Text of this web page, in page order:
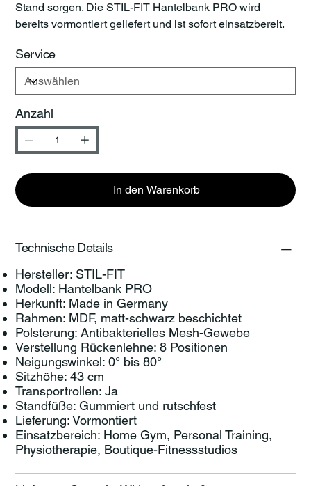
Stand sorgen. Die STIL-FIT Hantelbank PRO wird
bereits vormontiert geliefert und ist sofort einsatzbereit.
Service
Anzahl
In den Warenkorb
Technische Details
Hersteller: STIL-FIT
Modell: Hantelbank PRO
Herkunft: Made in Germany
Rahmen: MDF, matt-schwarz beschichtet
Polsterung: Antibakterielles Mesh-Gewebe
Verstellung Rückenlehne: 8 Positionen
Neigungswinkel: 0° bis 80°
Sitzhöhe: 43 cm
Transportrollen: Ja
Standfüße: Gummiert und rutschfest
Lieferung: Vormontiert
Einsatzbereich: Home Gym, Personal Training,
Physiotherapie, Boutique-Fitnessstudios